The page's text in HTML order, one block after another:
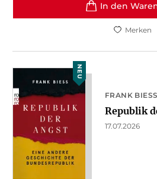
In den
Merken
NEU
FRANK BIESS
Republik
17.07.2026